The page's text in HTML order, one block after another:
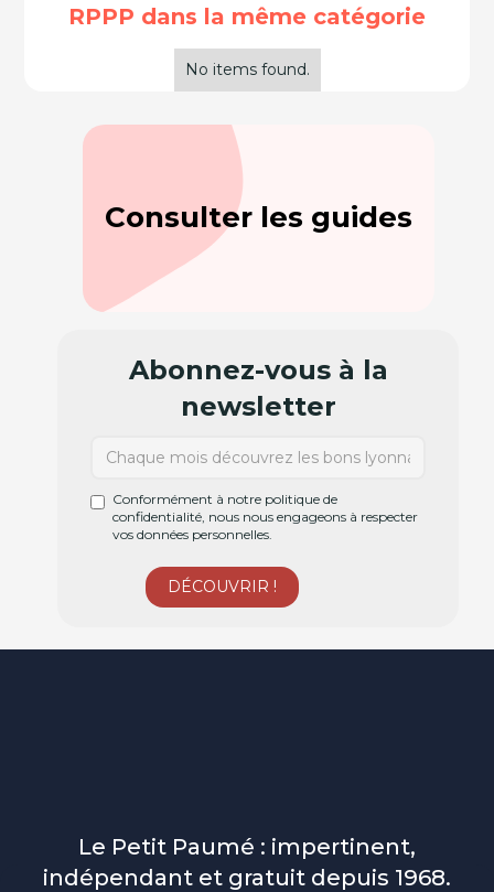
RPPP dans la même catégorie
No items found.
Consulter les guides
Abonnez-vous à la
newsletter
Conformément à notre politique de
confidentialité, nous nous engageons à respecter
vos données personnelles.
Le Petit Paumé : impertinent,
indépendant et gratuit depuis 1968.